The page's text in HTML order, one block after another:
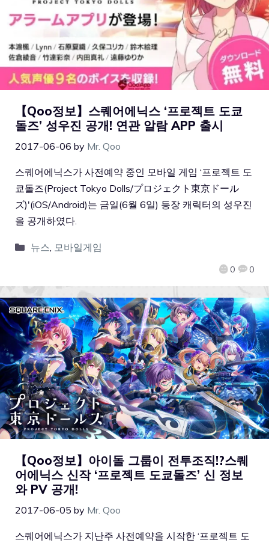
【Qoo정보】스퀘어에닉스 ‘프로젝트 도쿄
돌즈’ 성우진 공개! 연관 알람 APP 출시
2017-06-06 by Mr. Qoo
0 0
스퀘어에닉스가 사전예약 중인 모바일 게임 ‘프로젝트 도
쿄돌즈(Project Tokyo Dolls/プロジェクト東京ドール
ズ)'(iOS/Android)는 금일(6월 6일) 등장 캐릭터의 성우진
을 공개하였다.
뉴스, 모바일게임
【Qoo정보】아이돌 그룹이 전투조직!?스퀘
어에닉스 신작 ‘프로젝트 도쿄돌즈’ 신 정보
와 PV 공개!
2017-06-05 by Mr. Qoo
스퀘어에닉스가 지난주 사전예약을 시작한 ‘프로젝트 도